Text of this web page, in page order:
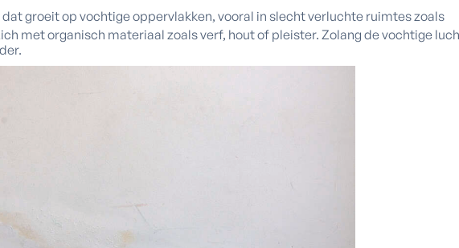
groeit op vochtige oppervlakken, vooral in slecht verluchte ruimtes zoals
met organisch materiaal zoals verf, hout of pleister. Zolang de vochtige